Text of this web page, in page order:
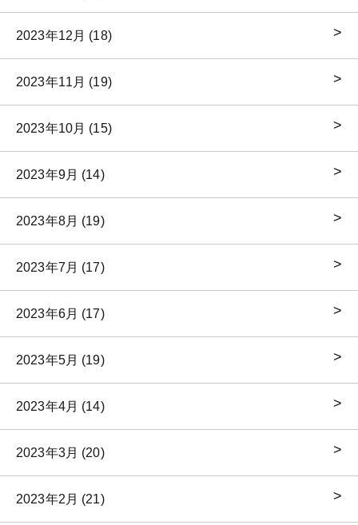
2023年12月 (18)
2023年11月 (19)
2023年10月 (15)
2023年9月 (14)
2023年8月 (19)
2023年7月 (17)
2023年6月 (17)
2023年5月 (19)
2023年4月 (14)
2023年3月 (20)
2023年2月 (21)